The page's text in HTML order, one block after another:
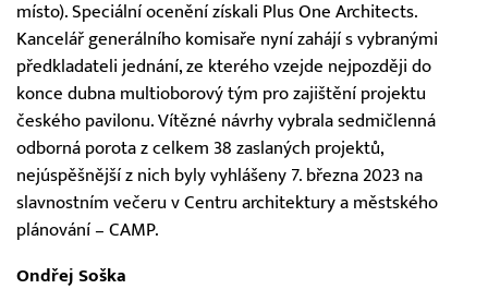
místo). Speciální ocenění získali Plus One Architects.
Kancelář generálního komisaře nyní zahájí s vybranými
předkladateli jednání, ze kterého vzejde nejpozději do
konce dubna multioborový tým pro zajištění projektu
českého pavilonu. Vítězné návrhy vybrala sedmičlenná
odborná porota z celkem 38 zaslaných projektů,
nejúspěšnější z nich byly vyhlášeny 7. března 2023 na
slavnostním večeru v Centru architektury a městského
plánování – CAMP.
Ondřej Soška